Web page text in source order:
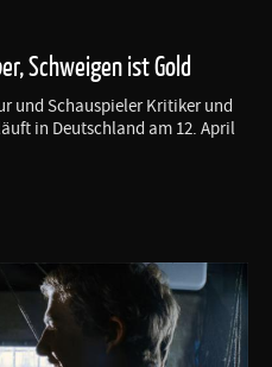
Schweigen ist Gold
und Schauspieler Kritiker und
in Deutschland am 12. April